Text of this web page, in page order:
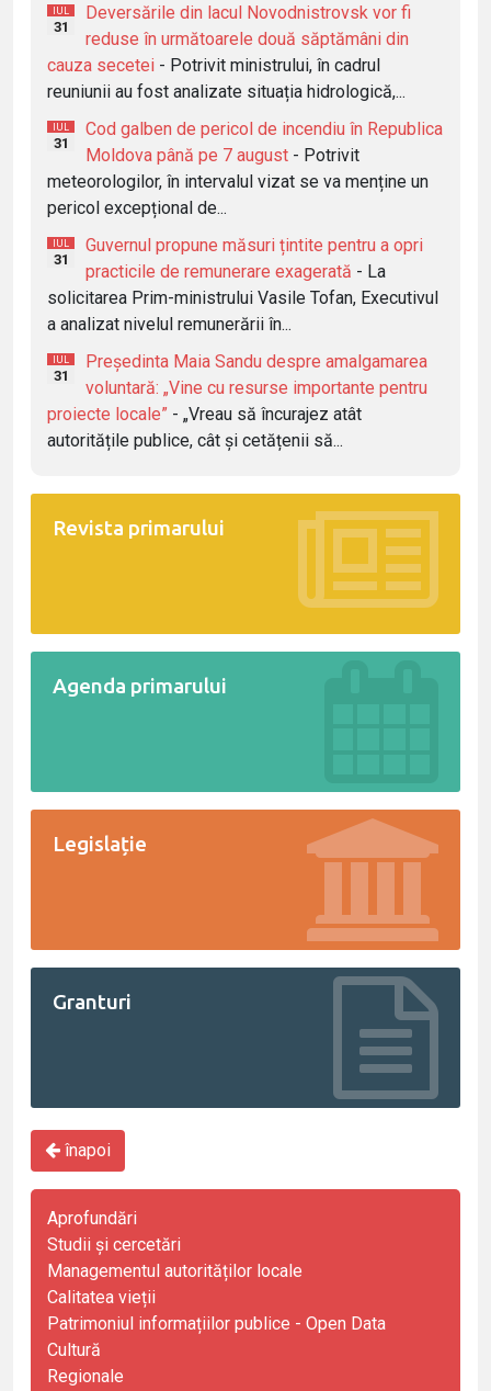
IUL
31
Deversările din lacul Novodnistrovsk vor fi
reduse în următoarele două săptămâni din
cauza secetei - Potrivit ministrului, în cadrul
reuniunii au fost analizate situația hidrologică,...
IUL
31
Cod galben de pericol de incendiu în Republica
Moldova până pe 7 august - Potrivit
meteorologilor, în intervalul vizat se va menține un
pericol excepțional de...
IUL
31
Guvernul propune măsuri țintite pentru a opri
practicile de remunerare exagerată - La
solicitarea Prim-ministrului Vasile Tofan, Executivul
a analizat nivelul remunerării în...
IUL
31
Președinta Maia Sandu despre amalgamarea
voluntară: „Vine cu resurse importante pentru
proiecte locale” - „Vreau să încurajez atât
autoritățile publice, cât și cetățenii să...
Revista primarului
Agenda primarului
Legislație
Granturi
înapoi
Aprofundări
Studii și cercetări
Managementul autorităților locale
Calitatea vieții
Patrimoniul informațiilor publice - Open Data
Cultură
Regionale